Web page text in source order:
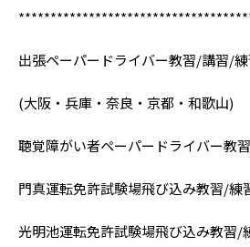
出張ペーパードライバー教習/講習/
(大阪・兵庫・奈良・京都・和歌山)
聴覚障がい者ペーパードライバー教
門真運転免許試験場飛び込み教習/練
光明池運転免許試験場飛び込み教習/